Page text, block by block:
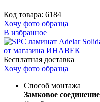
Код товара: 6184
Хочу фото образца
В избранное
Бесплатная доставка
Хочу фото образца
Способ монтажа
Замковое соединение